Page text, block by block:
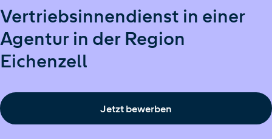
Vertriebsinnendienst in einer
Agentur in der Region
Eichenzell
Jetzt bewerben